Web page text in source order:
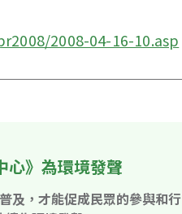
2008-04-16-10.asp
》為環境發聲
及，才能促成民眾的參與和行